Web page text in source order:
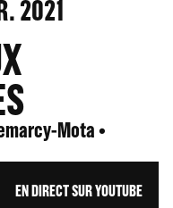
2021
Mota •
EN DIRECT SUR YOUTUBE